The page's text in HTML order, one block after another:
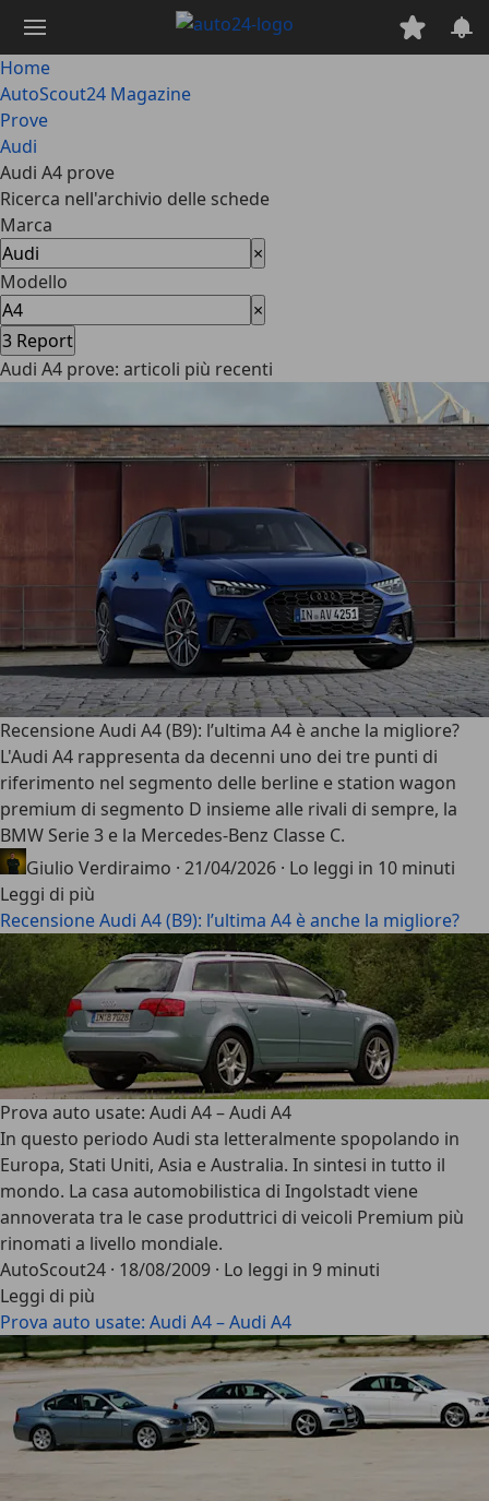
contenuto
principale
Home
AutoScout24 Magazine
Prove
Audi
Audi A4 prove
Ricerca nell'archivio delle schede
Marca
×
Modello
×
3 Report
Audi A4 prove: articoli più recenti
Recensione Audi A4 (B9): l’ultima A4 è anche la migliore?
L'Audi A4 rappresenta da decenni uno dei tre punti di
riferimento nel segmento delle berline e station wagon
premium di segmento D insieme alle rivali di sempre, la
BMW Serie 3 e la Mercedes-Benz Classe C.
Giulio Verdiraimo · 21/04/2026 · Lo leggi in 10 minuti
Leggi di più
Recensione Audi A4 (B9): l’ultima A4 è anche la migliore?
Prova auto usate: Audi A4 – Audi A4
In questo periodo Audi sta letteralmente spopolando in
Europa, Stati Uniti, Asia e Australia. In sintesi in tutto il
mondo. La casa automobilistica di Ingolstadt viene
annoverata tra le case produttrici di veicoli Premium più
rinomati a livello mondiale.
AutoScout24 · 18/08/2009 · Lo leggi in 9 minuti
Leggi di più
Prova auto usate: Audi A4 – Audi A4